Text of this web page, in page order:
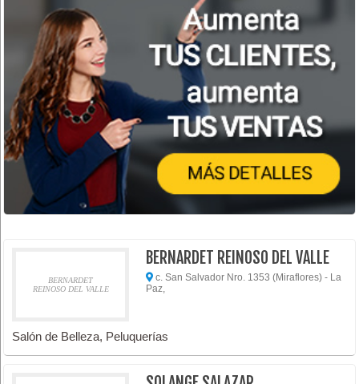
BERNARDET
REINOSO DEL VALLE
BERNARDET REINOSO DEL VALLE
c. San Salvador Nro. 1353 (Miraflores) - La
Paz,
Salón de Belleza, Peluquerías